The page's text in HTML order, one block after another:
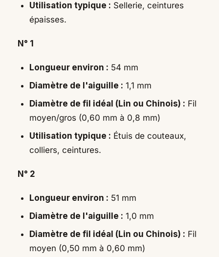
Utilisation typique : Sellerie, ceintures
épaisses.
N° 1
Longueur environ : 54 mm
Diamètre de l'aiguille : 1,1 mm
Diamètre de fil idéal (Lin ou Chinois) : Fil
moyen/gros (0,60 mm à 0,8 mm)
Utilisation typique : Étuis de couteaux,
colliers, ceintures.
N° 2
Longueur environ : 51 mm
Diamètre de l'aiguille : 1,0 mm
Diamètre de fil idéal (Lin ou Chinois) : Fil
moyen (0,50 mm à 0,60 mm)